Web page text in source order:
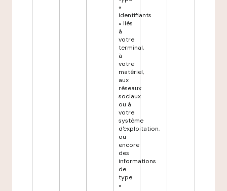
«
identifiants
» liés
à
votre
terminal,
à
votre
matériel,
aux
réseaux
sociaux
ou à
votre
système
d'exploitation,
ou
encore
des
informations
de
type
«